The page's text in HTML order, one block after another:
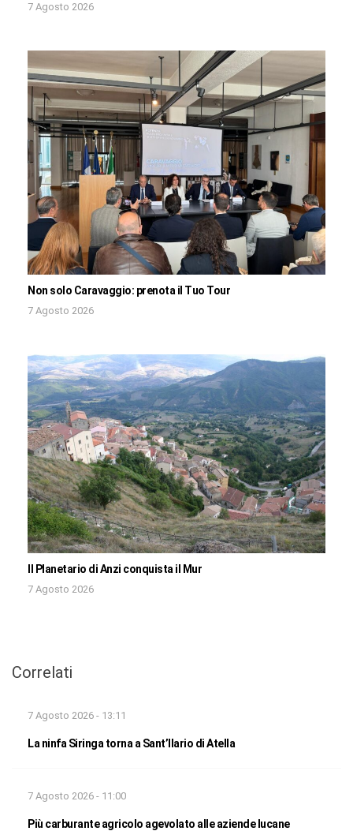
7 Agosto 2026
Non solo Caravaggio: prenota il Tuo Tour
7 Agosto 2026
Il Planetario di Anzi conquista il Mur
7 Agosto 2026
Correlati
7 Agosto 2026 - 13:11
La ninfa Siringa torna a Sant’Ilario di Atella
7 Agosto 2026 - 11:00
Più carburante agricolo agevolato alle aziende lucane